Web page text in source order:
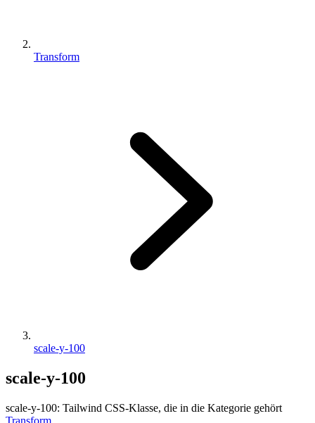
Transform
scale-y-100
scale-y-100
scale-y-100: Tailwind CSS-Klasse, die in die Kategorie gehört
Transform